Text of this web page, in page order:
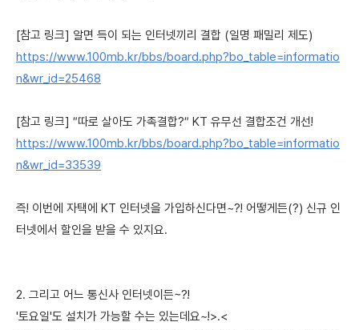
[참고 링크] 알면 득이 되는 인터넷끼리 결합 (일명 패밀리 제도)
https://www.100mb.kr/bbs/board.php?bo_table=informatio
n&wr_id=25468
[참고 링크] ″따로 살아도 가족결합?″ KT 유무선 결합조건 개선!
https://www.100mb.kr/bbs/board.php?bo_table=informatio
n&wr_id=33539
즉! 이번에 자택에 KT 인터넷을 가입하신다면~?! 어떻게든(?) 신규 인
터넷에서 할인을 받을 수 있지요.
2. 그리고 어느 통신사 인터넷이든~?!
'토요일'도 설치가 가능할 수는 있는데요~!>.<